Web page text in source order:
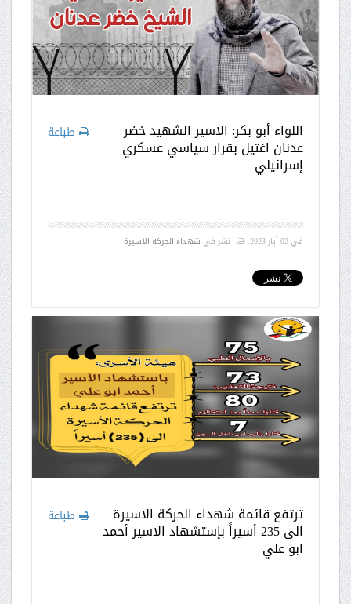
طباعة اللواء أبو بكر: الاسير الشهيد خضر
عدنان اغتيل بقرار سياسي عسكري
إسرائيلي
في02 أيار 2023 . نشر في شهداء الحركة الاسيرة
طباعة ترتفع قائمة شهداء الحركة الاسيرة
الى 235 أسيراً بإستشهاد الاسير أحمد
ابو علي